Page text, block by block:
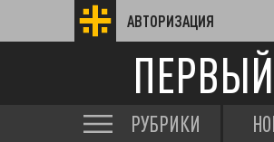
АВТОРИЗАЦИЯ
РУБРИКИ